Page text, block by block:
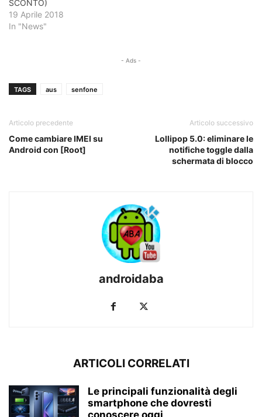
SCONTO)
19 Aprile 2018
In "News"
- Ads -
TAGS aus senfone
Articolo precedente
Come cambiare IMEI su
Android con [Root]
Articolo successivo
Lollipop 5.0: eliminare le
notifiche toggle dalla
schermata di blocco
androidaba
ARTICOLI CORRELATI
Le principali funzionalità degli
smartphone che dovresti
conoscere oggi